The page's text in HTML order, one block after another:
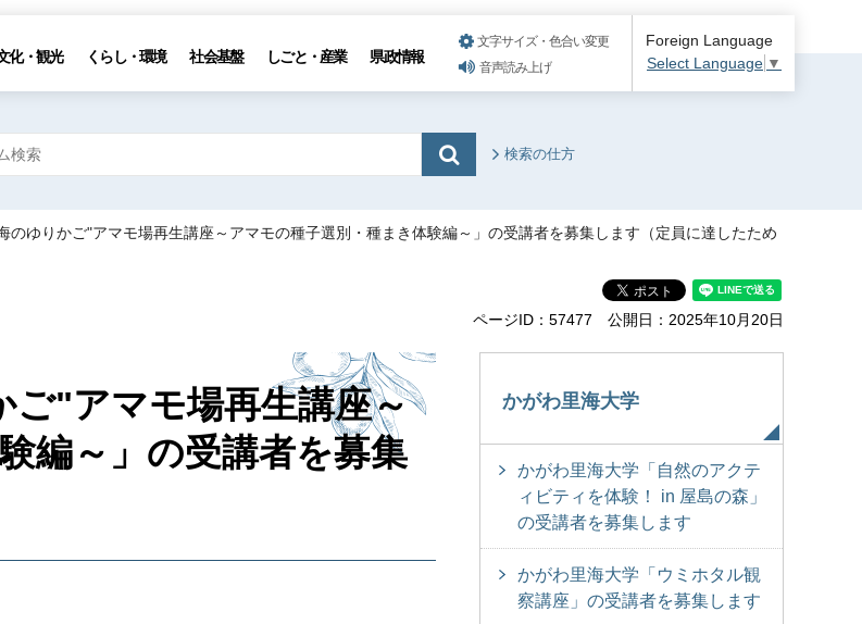
化・観光 くらし・環境 社会基盤 しごと・産業 県政情報
文字サイズ・色合い変更
音声読み上げ
Foreign Language
Select Language ▼
検索の仕方
のゆりかご"アマモ場再生講座～アマモの種子選別・種まき体験編～」の受講者を募集します（定員に達したため
ページID：57477 公開日：2025年10月20日
ご"アマモ場再生講座～
編～」の受講者を募集
かがわ里海大学
かがわ里海大学「自然のアクテ
ィビティを体験！ in 屋島の森」
の受講者を募集します
かがわ里海大学「ウミホタル観
察講座」の受講者を募集します